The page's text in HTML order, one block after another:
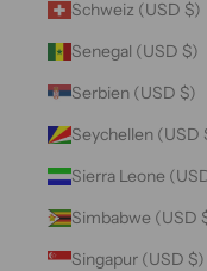
Schweiz (USD $)
Senegal (USD $)
Serbien (USD $)
Seychellen (USD
Sierra Leone
Simbabwe (USD
Singapur (USD $)